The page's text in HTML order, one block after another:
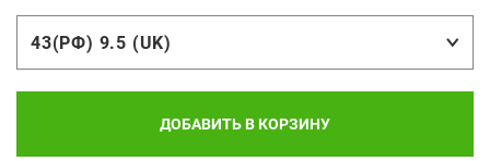
43(РФ) 9.5 (UK)
ДОБАВИТЬ В КОРЗИНУ